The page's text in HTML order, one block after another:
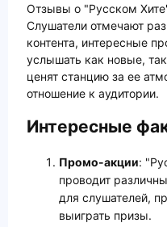
Отзывы о "Русском
Слушатели отмечают
контента, интересные
услышать как новые,
ценят станцию за ее
отношение к аудитории.
Интересные
Промо-акции:
проводит
для слушателей,
выиграть призы.